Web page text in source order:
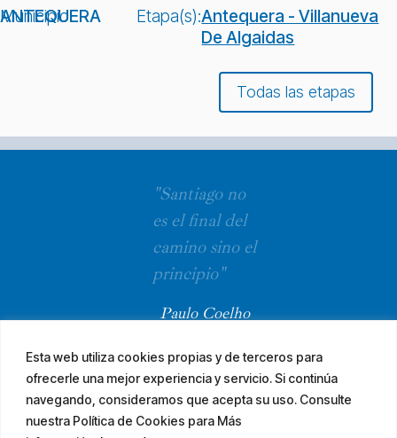
Esta web utiliza cookies propias y de terceros para
ofrecerle una mejor experiencia y servicio. Si continúa
navegando, consideramos que acepta su uso. Consulte
nuestra Política de Cookies para Más
Municipio:
ANTEQUERA Etapa(s):Antequera - Villanueva
De Algaidas
Todas las etapas
"Santiago no
es el final del
camino sino el
principio"
Paulo Coelho